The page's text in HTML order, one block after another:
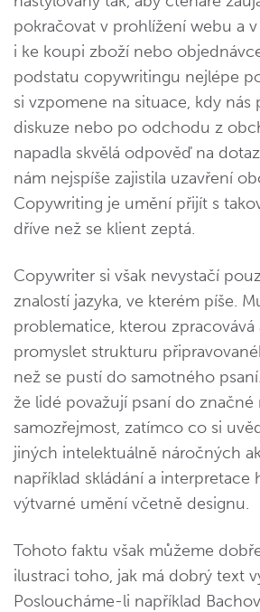
pokračovat v prohlížení webu a
i ke koupi zboží nebo
podstatu copywritingu nejlépe
si vzpomene na situace, kdy nás
diskuze nebo po odchodu z
napadla skvělá odpověď na
nám nejspíše zajistila uzavření
Copywriting je umění přijít s
dříve než se klient zeptá.
Copywriter si však nevystačí
znalostí jazyka, ve kterém píše.
problematice, kterou zpracovává
promyslet strukturu
než se pustí do samotného
že lidé považují psaní do značné
samozřejmost, zatímco co si
jiných intelektuálně náročných
například skládání a interpretace
výtvarné umění včetně designu.
Tohoto faktu však můžeme
ilustraci toho, jak má dobrý text
Posloucháme-li například